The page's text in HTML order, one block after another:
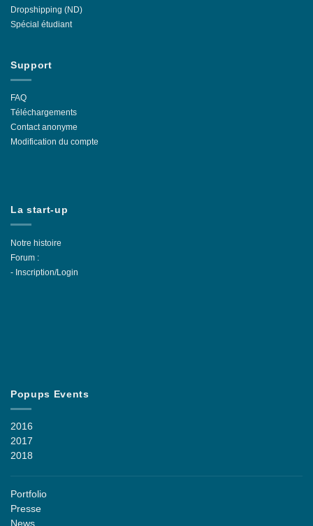
Dropshipping (ND)
Spécial étudiant
Support
FAQ
Téléchargements
Contact anonyme
Modification du compte
La start-up
Notre histoire
Forum :
- Inscription/Login
Popups Events
2016
2017
2018
Portfolio
Presse
News